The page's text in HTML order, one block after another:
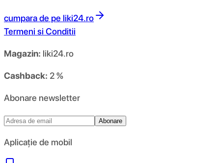
cumpara de pe liki24.ro
Termeni si Conditii
Magazin: liki24.ro
Cashback: 2 %
Abonare newsletter
Abonare
Aplicație de mobil